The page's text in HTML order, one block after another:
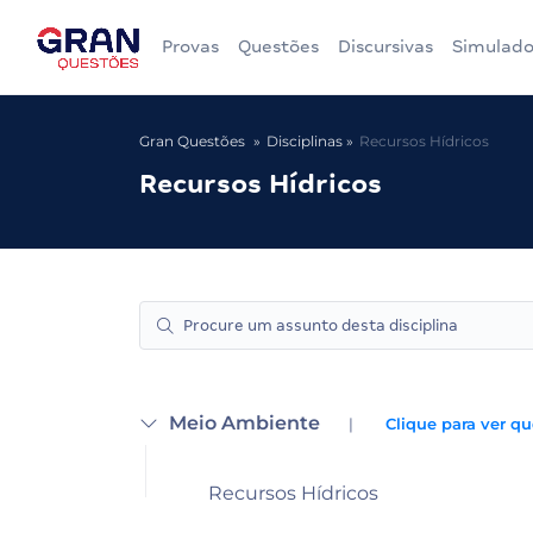
Provas Questões Discursivas
Gran Questões Disciplinas Recursos Hídricos
Recursos Hídricos
Meio Ambiente | Clique para ver
Recursos Hídricos